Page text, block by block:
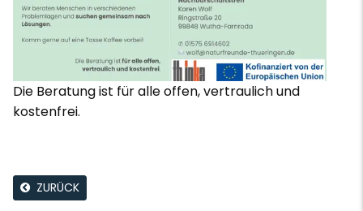
Die Beratung ist für alle offen, vertraulich und
kostenfrei.
ZURÜCK